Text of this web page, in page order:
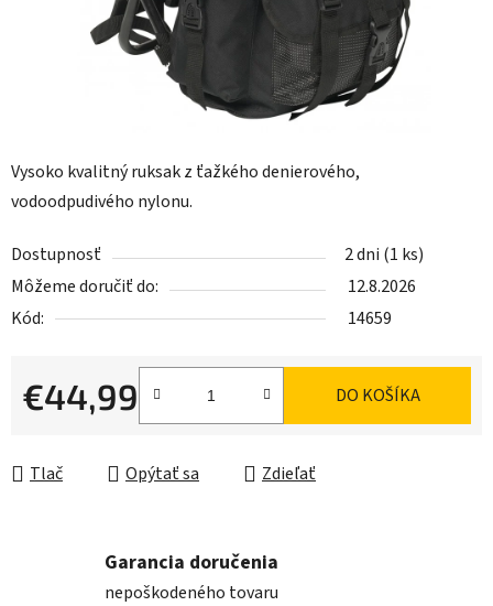
Vysoko kvalitný ruksak z ťažkého denierového,
vodoodpudivého nylonu.
Dostupnosť 2 dni (1 ks)
Môžeme doručiť do:
12.8.2026
Kód:
14659
€44,99
Jednotková cena:
DO KOŠÍKA
Tlač Opýtať sa Zdieľať
Garancia doručenia
nepoškodeného tovaru